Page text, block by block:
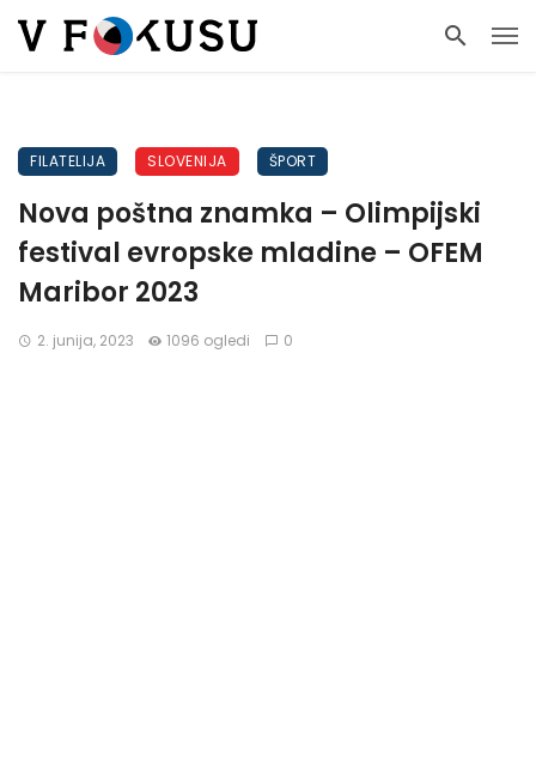
FILATELIJA SLOVENIJA ŠPORT
Nova poštna znamka – Olimpijski
festival evropske mladine – OFEM
Maribor 2023
2. junija, 2023 1096 ogledi 0